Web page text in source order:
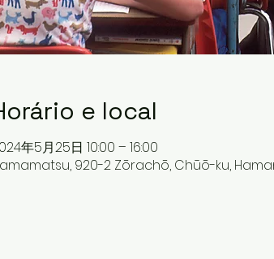
e local
年5月25日 10:00 – 16:00
920-2 Zōrachō, Chūō-ku,